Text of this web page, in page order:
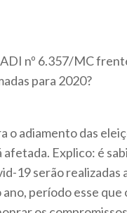
nº 6.357/MC
para 2020?
o adiamento das
Explico: é
19 serão realizadas
período esse